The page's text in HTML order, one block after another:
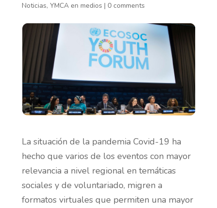
Noticias, YMCA en medios | 0 comments
La situación de la pandemia Covid-19 ha
hecho que varios de los eventos con mayor
relevancia a nivel regional en temáticas
sociales y de voluntariado, migren a
formatos virtuales que permiten una mayor